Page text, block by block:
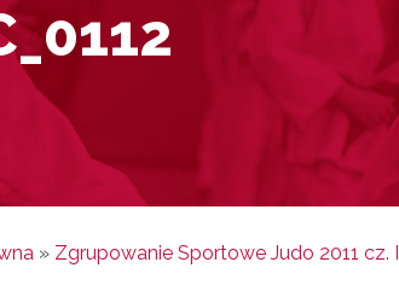
» Zgrupowanie Sportowe Judo 2011 cz. I